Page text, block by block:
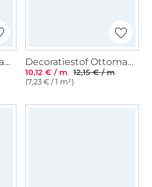
Decoratiestof Ottoman Dandelions, beige Decoratiestof Ottoman Zeilboten, gebroken wit
10,12 € / m
12,15 € / m
(7,23 € / 1 m²)